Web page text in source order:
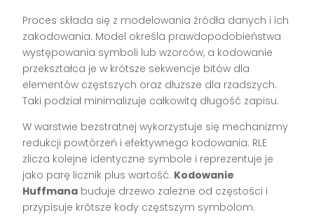
Proces składa się z modelowania źródła danych i ich
zakodowania. Model określa prawdopodobieństwa
występowania symboli lub wzorców, a kodowanie
przekształca je w krótsze sekwencje bitów dla
elementów częstszych oraz dłuższe dla rzadszych.
Taki podział minimalizuje całkowitą długość zapisu.
W warstwie bezstratnej wykorzystuje się mechanizmy
redukcji powtórzeń i efektywnego kodowania. RLE
zlicza kolejne identyczne symbole i reprezentuje je
jako parę licznik plus wartość. Kodowanie
Huffmana buduje drzewo zależne od częstości i
przypisuje krótsze kody częstszym symbolom.